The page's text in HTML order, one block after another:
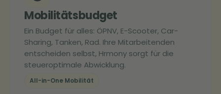
Mobilitätsbudget
Ein Budget für alles: ÖPNV, E-Scooter, Car-
Sharing, Tanken, Rad. Ihre Mitarbeitenden
entscheiden selbst, Hrmony sorgt für die
steueroptimale Abwicklung.
All-in-One Mobilität